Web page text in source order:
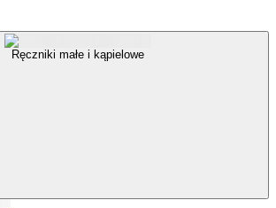
Ręczniki małe i kąpielowe